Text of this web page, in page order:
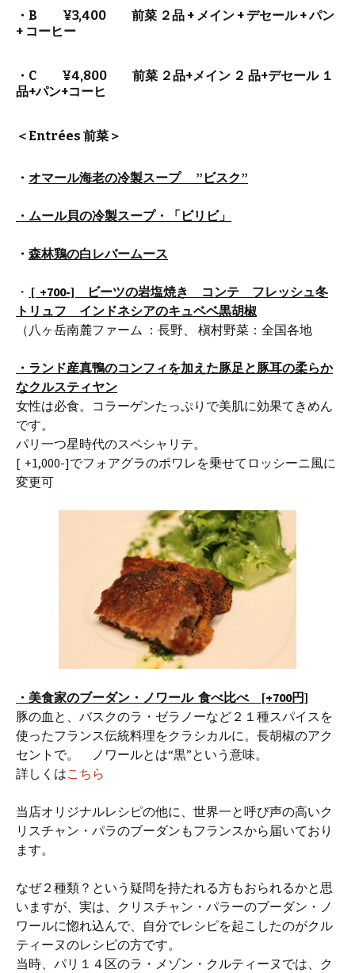
・B ¥3,400 前菜 ２品 + メイン + デセール + パン
+ コーヒー
・C ¥4,800 前菜 ２品+メイン ２ 品+デセール １
品+パン+コーヒ
＜Entrées 前菜＞
・ オマール海老の冷製スープ ”ビスク”
・ムール貝の冷製スープ・「ビリビ」
・ 森林鶏の白レバームース
・ [ +700-] ビーツの岩塩焼き コンテ フレッシュ冬
トリュフ インドネシアのキュベベ黒胡椒
（八ヶ岳南麓ファーム ：長野、 槇村野菜：全国各地
・ランド産真鴨のコンフィを加えた豚足と豚耳の柔らか
なクルスティヤン
女性は必食。コラーゲンたっぷりで美肌に効果てきめん
です。
パリ一つ星時代のスペシャリテ。
[ +1,000-]でフォアグラのポワレを乗せてロッシーニ風に
変更可
・美食家のブーダン・ノワール 食べ比べ [+700円]
豚の血と、バスクのラ・ゼラノーなど２１種スパイスを
使ったフランス伝統料理をクラシカルに。長胡椒のアク
セントで。 ノワールとは“黒”という意味。
詳しくはこちら
当店オリジナルレシピの他に、世界一と呼び声の高いク
リスチャン・パラのブーダンもフランスから届いており
ます。
なぜ２種類？という疑問を持たれる方もおられるかと思
いますが、実は、クリスチャン・パラーのブーダン・ノ
ワールに惚れ込んで、自分でレシピを起こしたのがクル
ティーヌのレシピの方です。
当時、パリ１４区のラ・メゾン・クルティーヌでは、ク